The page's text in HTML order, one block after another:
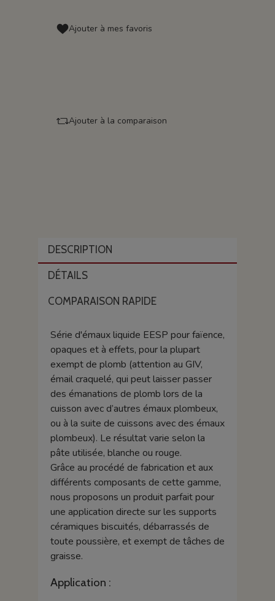
Ajouter à mes favoris
Ajouter à la comparaison
DESCRIPTION
DÉTAILS
COMPARAISON RAPIDE
Série d'émaux liquide EESP pour faïence,
opaques et à effets, pour la plupart
exempt de plomb (attention au GIV,
émail craquelé, qui peut laisser passer
des émanations de plomb lors de la
cuisson avec d’autres émaux plombeux,
ou à la suite de cuissons avec des émaux
plombeux). Le résultat varie selon la
pâte utilisée, blanche ou rouge.
Grâce au procédé de fabrication et aux
différents composants de cette gamme,
nous proposons un produit parfait pour
une application directe sur les supports
céramiques biscuités, débarrassés de
toute poussière, et exempt de tâches de
graisse.
Application :